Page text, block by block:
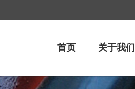
首页 关于我们